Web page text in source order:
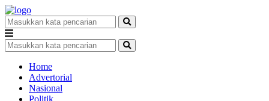
Home
Advertorial
Nasional
Politik